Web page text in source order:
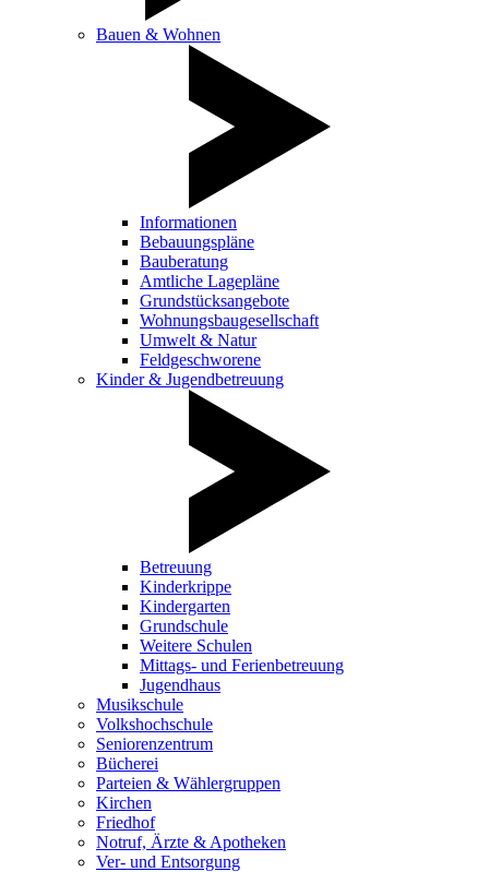
Bauen & Wohnen
Informationen
Bebauungspläne
Bauberatung
Amtliche Lagepläne
Grundstücksangebote
Wohnungsbaugesellschaft
Umwelt & Natur
Feldgeschworene
Kinder & Jugendbetreuung
Betreuung
Kinderkrippe
Kindergarten
Grundschule
Weitere Schulen
Mittags- und Ferienbetreuung
Jugendhaus
Musikschule
Volkshochschule
Seniorenzentrum
Bücherei
Parteien & Wählergruppen
Kirchen
Friedhof
Notruf, Ärzte & Apotheken
Ver- und Entsorgung